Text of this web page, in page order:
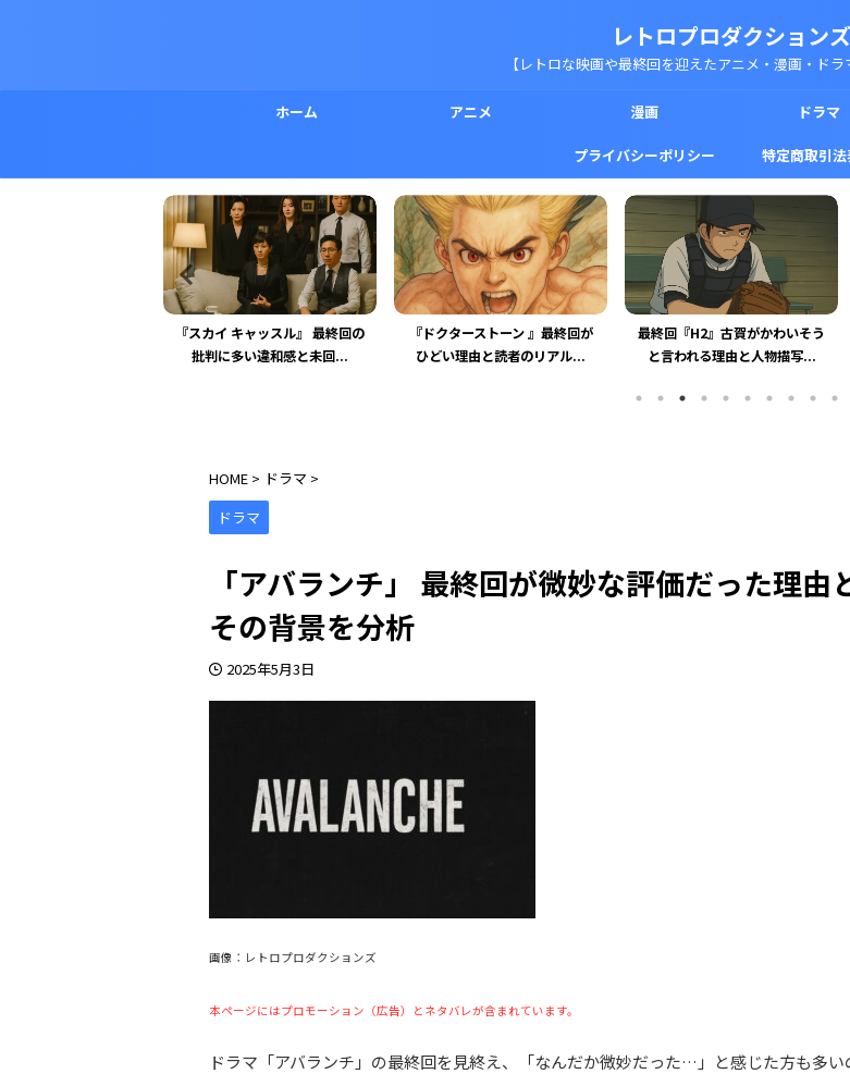
レトロプロダクションズ
【レトロな映画や最終回を迎えたアニメ・漫画・ドラ
ホーム アニメ 漫画 ドラマ
プライバシーポリシー 特定商取引
『スカイ キャッスル』 最終回の
批判に多い違和感と未回...
『ドクターストーン 』最終回が
ひどい理由と読者のリアル...
最終回『H2』古賀がかわいそう
と言われる理由と人物描写...
HOME > ドラマ >
ドラマ
「アバランチ」 最終回が微妙な評価だった理由
その背景を分析
2025年5月3日
画像：レトロプロダクションズ
本ページにはプロモーション（広告）とネタバレが含まれています。
ドラマ「アバランチ」の最終回を見終え、「なんだか微妙だった…」と感じた方も多い